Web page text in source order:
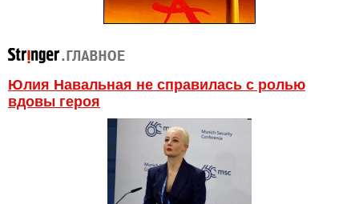
Юлия Навальная не справилась с ролью
вдовы героя